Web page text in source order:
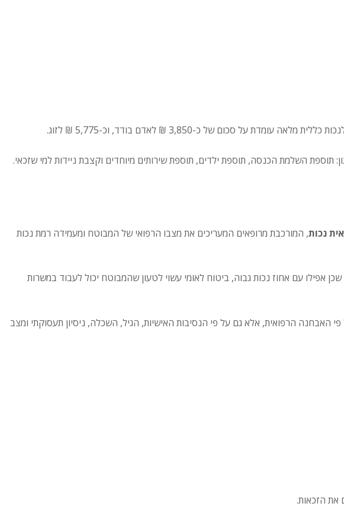
סכום של כ-3,850 ₪ לאדם בודד, וכ-5,775 ₪ לזוג.
תוספת השלמת הכנסה, תוספת ילדים, תוספת שירותים מיוחדים וקצבת ניידות למי שזכאי.
נכות, המורכבת מרופאים המעריכים את מצבו הרפואי של המבוטח ומעמידה רמת נכות
אפילו עם אחוז נכות גבוה, ביטוח לאומי עשוי לטעון שהמבוטח יכול לעבוד במשרות
אינו נקבע אך ורק על פי האבחנה הרפואית, אלא גם על פי הנסיבות האישיות, הגיל, השכלה, ניסיון תעסוקתי ומצב
את הזכאות.